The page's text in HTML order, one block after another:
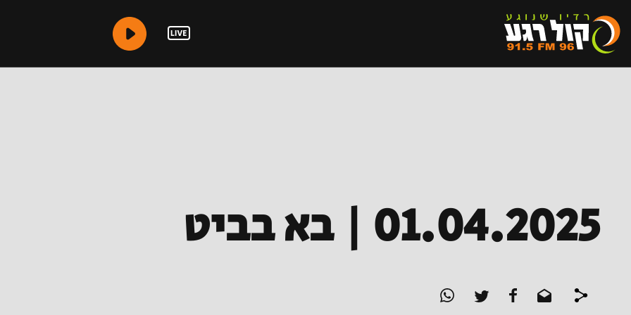
01.04.2025 | בא בביט